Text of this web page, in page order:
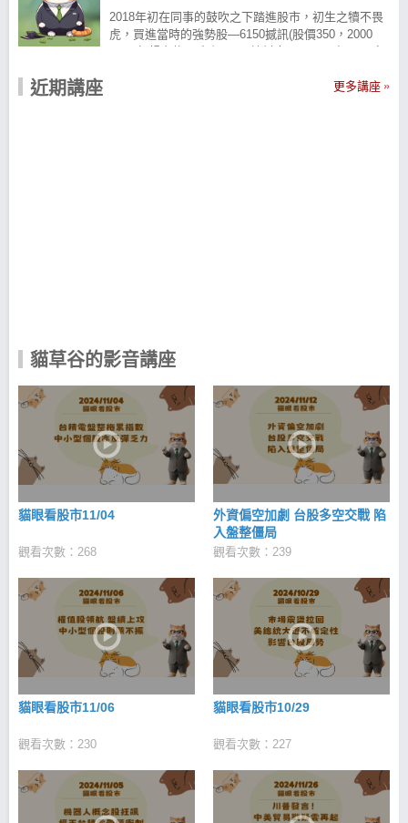
2018年初在同事的鼓吹之下踏進股市，初生之犢不畏
虎，買進當時的強勢股—6150撼訊(股價350，2000
股)，幻想它能一路上500；始料未及，2018年03月底
念，直到股價跌破100才停損，損失慘重。便開始從報
走一些冤枉路。
近期講座 更多講座
貓草谷的影音講座
貓眼看股市11/04
觀看次數：268
外資偏空加劇 台股多空交戰 陷
入盤整僵局
觀看次數：239
貓眼看股市11/06
觀看次數：230
貓眼看股市10/29
觀看次數：227